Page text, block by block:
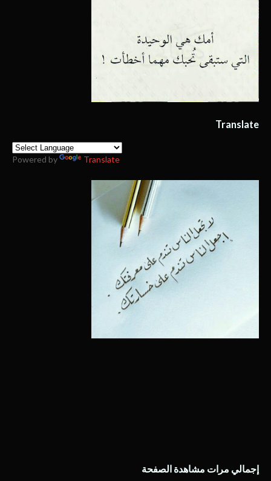
Translate
Powered by Translate
إجمالي مرات مشاهدة الصفحة